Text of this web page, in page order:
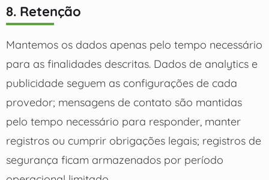
8. Retenção
Mantemos os dados apenas pelo tempo necessário
para as finalidades descritas. Dados de analytics e
publicidade seguem as configurações de cada
provedor; mensagens de contato são mantidas
pelo tempo necessário para responder, manter
registros ou cumprir obrigações legais; registros de
segurança ficam armazenados por período